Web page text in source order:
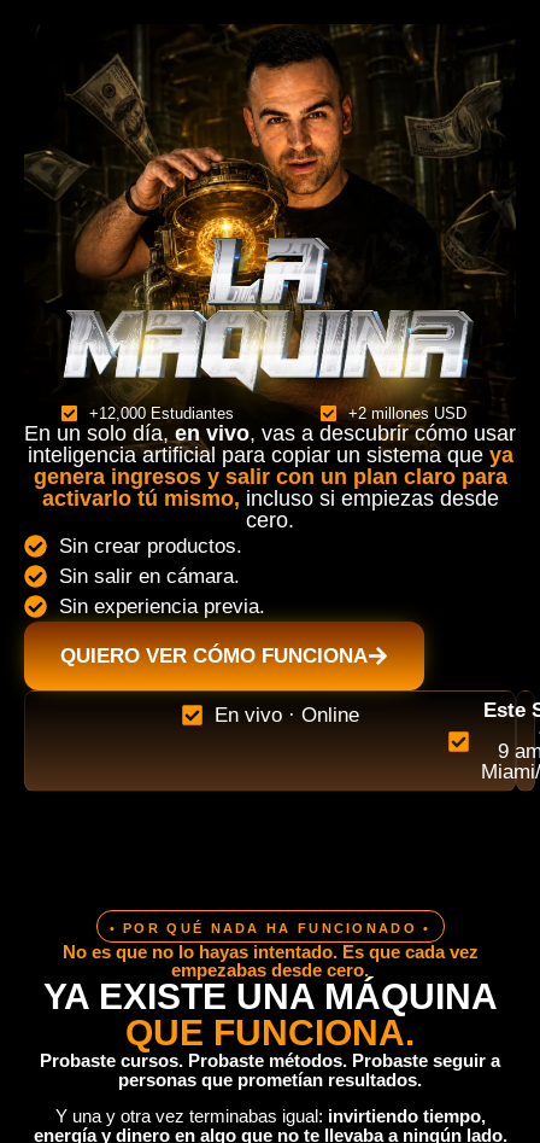
+12,000 Estudiantes +2 millones USD
En un solo día, en vivo, vas a descubrir cómo usar
inteligencia artificial para copiar un sistema que ya
genera ingresos y salir con un plan claro para
activarlo tú mismo, incluso si empiezas desde
cero.
Sin crear productos.
Sin salir en cámara.
Sin experiencia previa.
QUIERO VER CÓMO FUNCIONA
En vivo · Online
Este
9
• POR QUÉ NADA HA FUNCIONADO •
No es que no lo hayas intentado. Es que cada vez
empezabas desde cero.
YA EXISTE UNA MÁQUINA
QUE FUNCIONA.
Probaste cursos. Probaste métodos. Probaste seguir a
personas que prometían resultados.
Y una y otra vez terminabas igual: invirtiendo tiempo,
energía y dinero en algo que no te llevaba a ningún lado.